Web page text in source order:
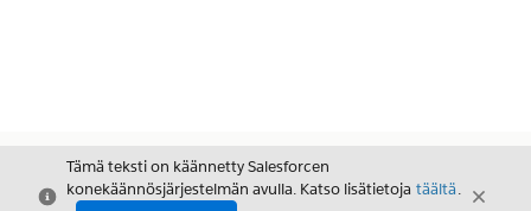
Sulje
Tämä teksti on käännetty Salesforcen
konekäännösjärjestelmän avulla. Katso lisätietoja täältä.
Sulje